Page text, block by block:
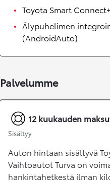
Toyota Smart
Älypuhelimen
(AndroidAuto)
Palvelumme
12 kuukauden
Sisältyy
Auton hintaan sisältyvä
Vaihtoautot Turva on
hankintahetkestä ilman